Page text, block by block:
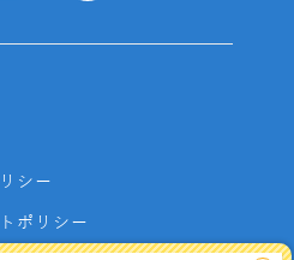
シー
ポリシー